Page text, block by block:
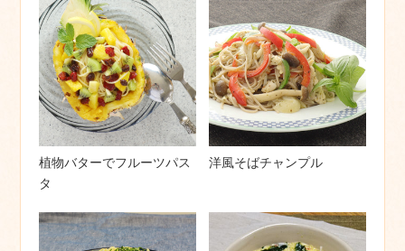
植物バターでフルーツパス
タ
洋風そばチャンプル